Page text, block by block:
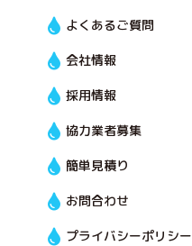
よくあるご質問
会社情報
採用情報
協力業者募集
簡単見積り
お問合わせ
プライバシーポリシー